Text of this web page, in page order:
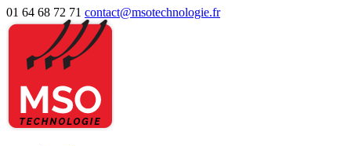
01 64 68 72 71 contact@msotechnologie.fr